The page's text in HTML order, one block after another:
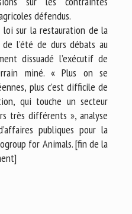
défendus.
sur la restauration de la
l’été de durs débats au
dissuadé l’exécutif de
miné. « Plus on se
plus c’est difficile de
qui touche un secteur
très différents », analyse
publiques pour la
for Animals. [fin de la